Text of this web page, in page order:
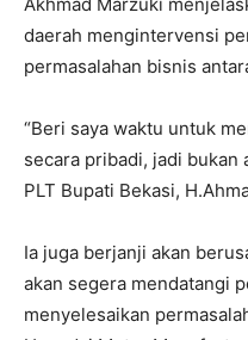
daerah mengintervensi
permasalahan bisnis
“Beri saya waktu untuk
secara pribadi, jadi bukan
PLT Bupati Bekasi,
Ia juga berjanji akan
akan segera mendatangi
menyelesaikan